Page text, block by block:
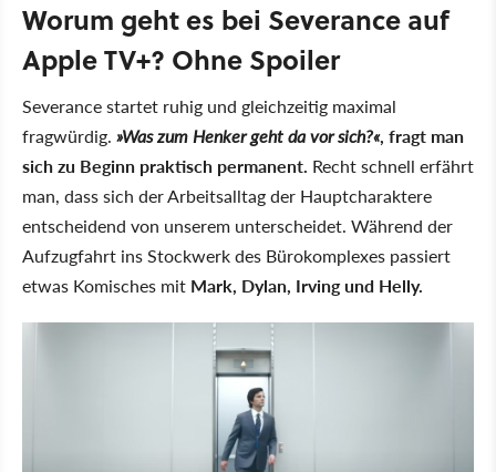
Worum geht es bei Severance auf
Apple TV+? Ohne Spoiler
Severance startet ruhig und gleichzeitig maximal
fragwürdig. »Was zum Henker geht da vor sich?«, fragt man
sich zu Beginn praktisch permanent. Recht schnell erfährt
man, dass sich der Arbeitsalltag der Hauptcharaktere
entscheidend von unserem unterscheidet. Während der
Aufzugfahrt ins Stockwerk des Bürokomplexes passiert
etwas Komisches mit Mark, Dylan, Irving und Helly.